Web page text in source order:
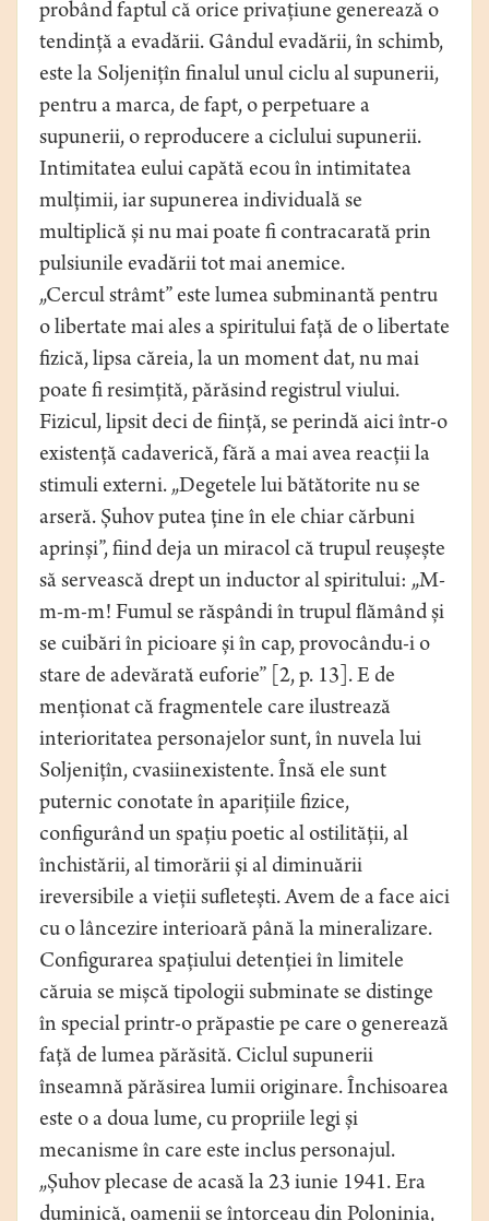
probând faptul că orice privațiune generează o
tendință a evadării. Gândul evadării, în schimb,
este la Soljenițîn finalul unul ciclu al supunerii,
pentru a marca, de fapt, o perpetuare a
supunerii, o reproducere a ciclului supunerii.
Intimitatea eului capătă ecou în intimitatea
mulțimii, iar supunerea individuală se
multiplică și nu mai poate fi contracarată prin
pulsiunile evadării tot mai anemice.
„Cercul strâmt” este lumea subminantă pentru
o libertate mai ales a spiritului față de o libertate
fizică, lipsa căreia, la un moment dat, nu mai
poate fi resimțită, părăsind registrul viului.
Fizicul, lipsit deci de ființă, se perindă aici într-o
existență cadaverică, fără a mai avea reacții la
stimuli externi. „Degetele lui bătătorite nu se
arseră. Șuhov putea ține în ele chiar cărbuni
aprinși”, fiind deja un miracol că trupul reușește
să servească drept un inductor al spiritului: „M-
m-m-m! Fumul se răspândi în trupul flămând și
se cuibări în picioare și în cap, provocându-i o
stare de adevărată euforie” [2, p. 13]. E de
menționat că fragmentele care ilustrează
interioritatea personajelor sunt, în nuvela lui
Soljenițîn, cvasiinexistente. Însă ele sunt
puternic conotate în aparițiile fizice,
configurând un spațiu poetic al ostilității, al
închistării, al timorării și al diminuării
ireversibile a vieții sufletești. Avem de a face aici
cu o lâncezire interioară până la mineralizare.
Configurarea spațiului detenției în limitele
căruia se mișcă tipologii subminate se distinge
în special printr-o prăpastie pe care o generează
față de lumea părăsită. Ciclul supunerii
înseamnă părăsirea lumii originare. Închisoarea
este o a doua lume, cu propriile legi și
mecanisme în care este inclus personajul.
„Șuhov plecase de acasă la 23 iunie 1941. Era